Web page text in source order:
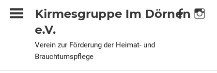
Inhalt
Kirmesgruppe Im Dörnen
e.V.
Verein zur Förderung der Heimat- und
Brauchtumspflege